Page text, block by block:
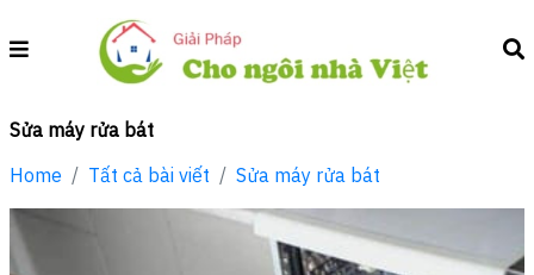
Sửa máy rửa bát
Home
Tất cả bài viết Sửa máy rửa bát